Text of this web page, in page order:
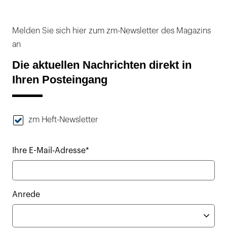
Melden Sie sich hier zum zm-Newsletter des Magazins
an
Die aktuellen Nachrichten direkt in
Ihren Posteingang
zm Heft-Newsletter
Ihre E-Mail-Adresse*
Anrede